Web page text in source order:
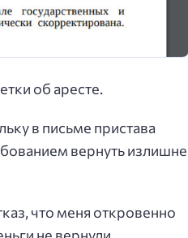
об аресте.
в письме пристава
вернуть излишне
что меня откровенно